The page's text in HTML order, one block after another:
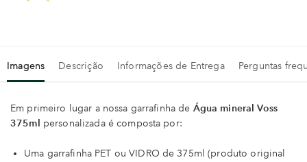
Imagens Descrição Informações de Entrega Perguntas
Em primeiro lugar a nossa garrafinha de Água mineral Voss
375ml personalizada é composta por:
Uma garrafinha PET ou VIDRO de 375ml (produto original